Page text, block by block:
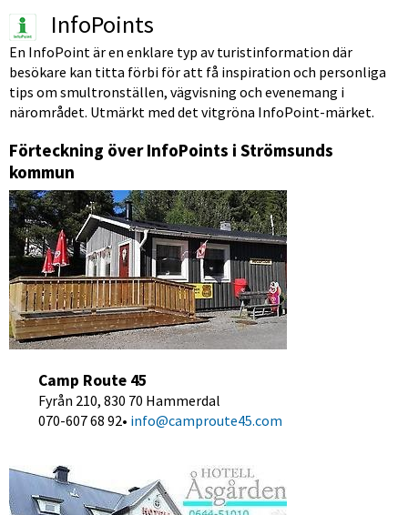
InfoPoints
En InfoPoint är en enklare typ av turistinformation där
besökare kan titta förbi för att få inspiration och personliga
tips om smultronställen, vägvisning och evenemang i
närområdet. Utmärkt med det vitgröna InfoPoint-märket.
Förteckning över InfoPoints i Strömsunds
kommun
Camp Route 45
Fyrån 210, 830 70 Hammerdal
070-607 68 92• info@camproute45.com